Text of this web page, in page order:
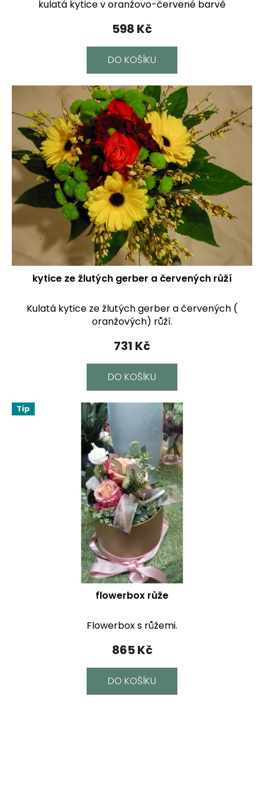
598 Kč
DO KOŠÍKU
kulatá kytice v oranžovo-červené barvě
kytice ze žlutých gerber a červených růží
731 Kč
DO KOŠÍKU
Kulatá kytice ze žlutých gerber a červených (
oranžových) růží.
Tip
flowerbox růže
865 Kč
DO KOŠÍKU
Flowerbox s růžemi.